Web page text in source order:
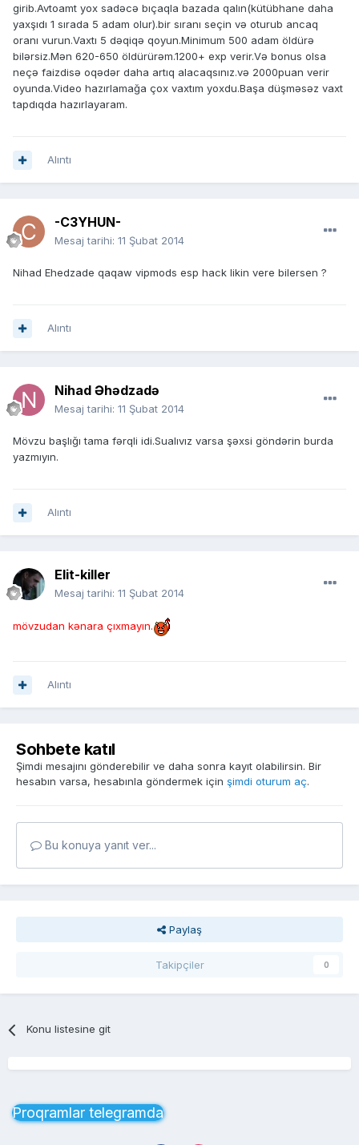
girib.Avtoamt yox sadəcə bıçaqla bazada qalın(kütübhane daha
yaxşıdı 1 sırada 5 adam olur).bir sıranı seçin və oturub ancaq
oranı vurun.Vaxtı 5 dəqiqə qoyun.Minimum 500 adam öldürə
bilərsiz.Mən 620-650 öldürürəm.1200+ exp verir.Və bonus olsa
neçə faizdisə oqədər daha artıq alacaqsınız.və 2000puan verir
oyunda.Video hazırlamağa çox vaxtım yoxdu.Başa düşməsəz vaxt
tapdıqda hazırlayaram.
Alıntı
-C3YHUN-
Mesaj tarihi: 11 Şubat 2014
Nihad Ehedzade qaqaw vipmods esp hack likin vere bilersen ?
Alıntı
Nihad Əhədzadə
Mesaj tarihi: 11 Şubat 2014
Mövzu başlığı tama fərqli idi.Sualıvız varsa şəxsi göndərin burda
yazmıyın.
Alıntı
Elit-killer
Mesaj tarihi: 11 Şubat 2014
mövzudan kənara çıxmayın.
Alıntı
Sohbete katıl
Şimdi mesajını gönderebilir ve daha sonra kayıt olabilirsin. Bir
hesabın varsa, hesabınla göndermek için şimdi oturum aç.
Bu konuya yanıt ver...
Paylaş
Takipçiler 0
Konu listesine git
Proqramlar telegramda